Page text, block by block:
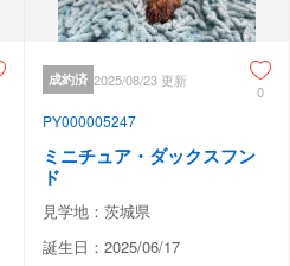
成約済 2025/08/23 更新
0
PY000005247
ミニチュア・ダックスフン
ド
見学地：茨城県
誕生日：2025/06/17